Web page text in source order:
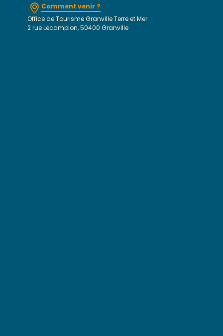
Comment venir ?
Office de Tourisme Granville Terre et Mer
2 rue Lecampion, 50400 Granville